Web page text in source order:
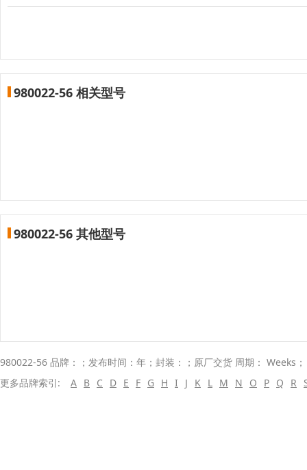
980022-56 相关型号
980022-56 其他型号
980022-56 品牌：；发布时间：年；封装：；原厂交货 周期： Weeks
更多品牌索引:
A B C D E F G H I J K L M N O P Q R